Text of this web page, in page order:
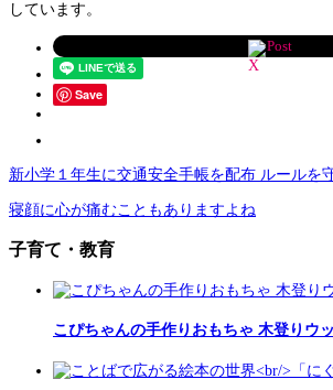
しています。
Post
Save
新小学１年生に交通安全手帳を配布 ルールを
寝顔に心が痛むこともありますよね
子育て・教育
こぴちゃんの手作りおもちゃ 木登りウ